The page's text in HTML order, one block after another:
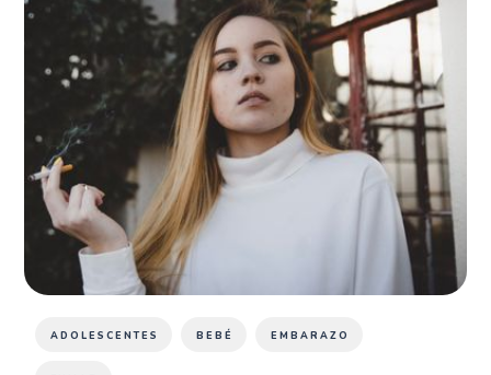
ADOLESCENTES BEBÉ EMBARAZO